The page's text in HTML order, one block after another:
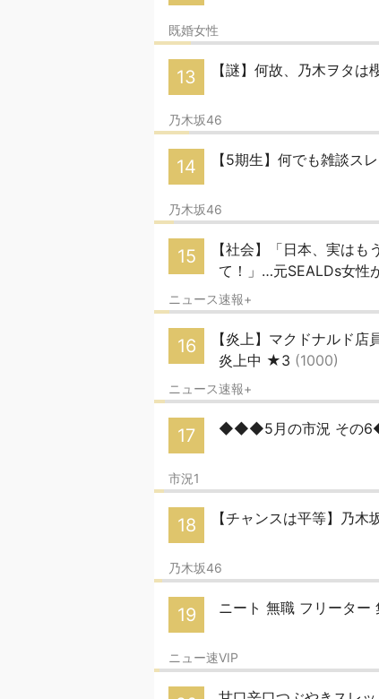
既婚女性
13 【謎】何故、乃木ヲタは
乃木坂46
14 【5期生】何でも雑談ス
乃木坂46
15
【社会】「日本、実は
て！」…元SEALDs女
ニュース速報+
16
【炎上】マクドナルド
炎上中 ★3 (1000)
ニュース速報+
17 ◆◆◆5月の市況 そ
市況1
18 【チャンスは平等】乃
乃木坂46
19 ニート 無職 フリーター
ニュー速VIP